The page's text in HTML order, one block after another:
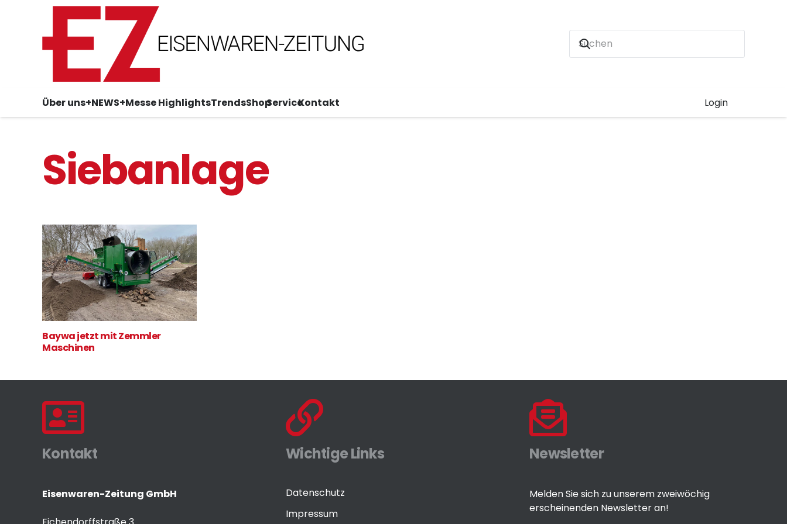
Über uns+NEWS+Messe HighlightsTrendsShopServiceKontakt Login
Siebanlage
Baywa jetzt mit Zemmler
Maschinen
Kontakt
Eisenwaren-Zeitung GmbH
Wichtige Links
Datenschutz
Impressum
Newsletter
Melden Sie sich zu unserem zweiwöchig
erscheinenden Newsletter an!